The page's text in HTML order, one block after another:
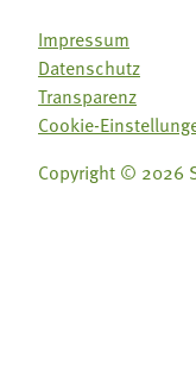
Impressum
Datenschutz
Transparenz
Cookie-
Copyright © 2026